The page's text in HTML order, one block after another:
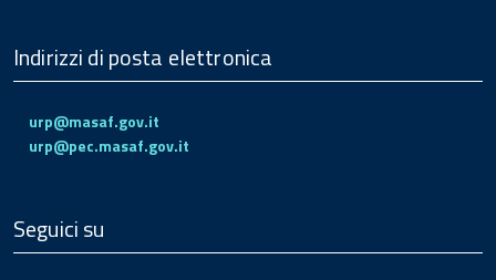
Indirizzi di posta elettronica
urp@masaf.gov.it
urp@pec.masaf.gov.it
Seguici su